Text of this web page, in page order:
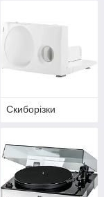
Скиборізки